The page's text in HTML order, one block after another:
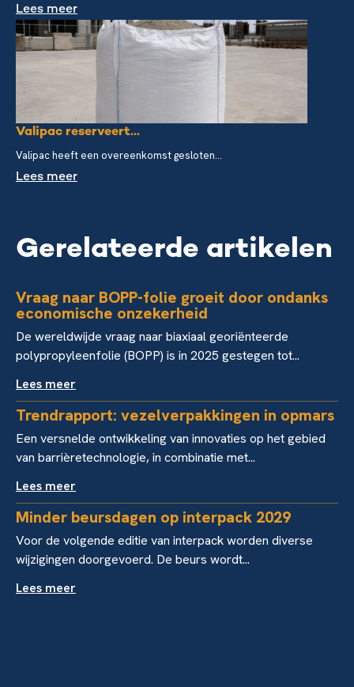
Lees meer
Valipac reserveert...
Valipac heeft een overeenkomst gesloten...
Lees meer
Gerelateerde artikelen
Vraag naar BOPP-folie groeit door ondanks
economische onzekerheid
De wereldwijde vraag naar biaxiaal georiënteerde
polypropyleenfolie (BOPP) is in 2025 gestegen tot...
Lees meer
Trendrapport: vezelverpakkingen in opmars
Een versnelde ontwikkeling van innovaties op het gebied
van barrièretechnologie, in combinatie met...
Lees meer
Minder beursdagen op interpack 2029
Voor de volgende editie van interpack worden diverse
wijzigingen doorgevoerd. De beurs wordt...
Lees meer